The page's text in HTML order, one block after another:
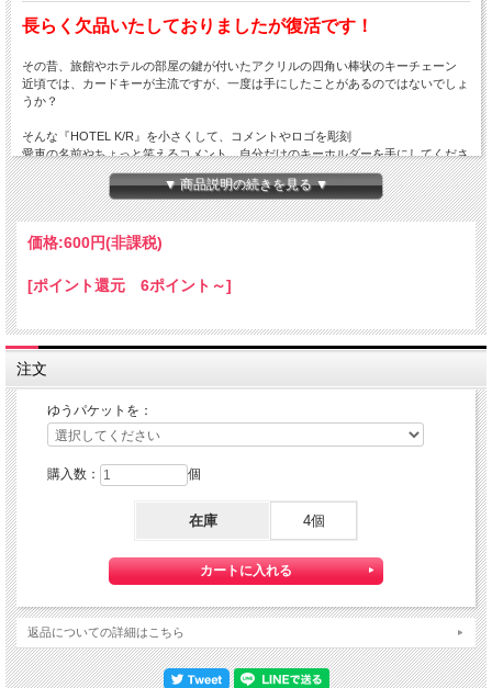
長らく欠品いたしておりましたが復活です！
その昔、旅館やホテルの部屋の鍵が付いたアクリルの四角い棒状のキーチェーン
近頃では、カードキーが主流ですが、一度は手にしたことがあるのではないでしょ
うか？
そんな『HOTEL K/R』を小さくして、コメントやロゴを彫刻
愛車の名前やちょっと笑えるコメント、自分だけのキーホルダーを手にしてくださ
い。
ちょっと小さな 『Mini HOTEL K/R』 です。
本体サイズ：１０×１４×８０ｍｍ
ご利用の際の配送費は、全国一律『２５０円』になります。
ゆうパケット配送をご希望されるお客様は下記のゆうパケットにつきましての説明
ゆうパケット配送をご選択ください。
また、３本以上の購入で 『ゆうパケット』配送費が無料に！
【送料】全国一律料金でお届けします。
『ゆうパケット』は通常の宅配便と異なり直接ポストへ投函するお届け方法です。
▼ 商品説明の続きを見る ▼
価格:600円(非課税)
[ポイント還元 6ポイント～]
注文
ゆうパケットを：
購入数： 個
在庫 4個
返品についての詳細はこちら